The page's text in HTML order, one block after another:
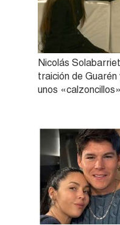
Nicolás
traición de
unos